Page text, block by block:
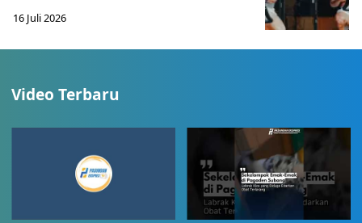
16 Juli 2026
Video Terbaru